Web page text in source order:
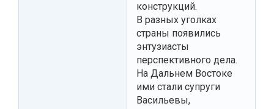
конструкций.
В разных уголках
страны появились
энтузиасты
перспективного дела.
На Дальнем Востоке
ими стали супруги
Васильевы,